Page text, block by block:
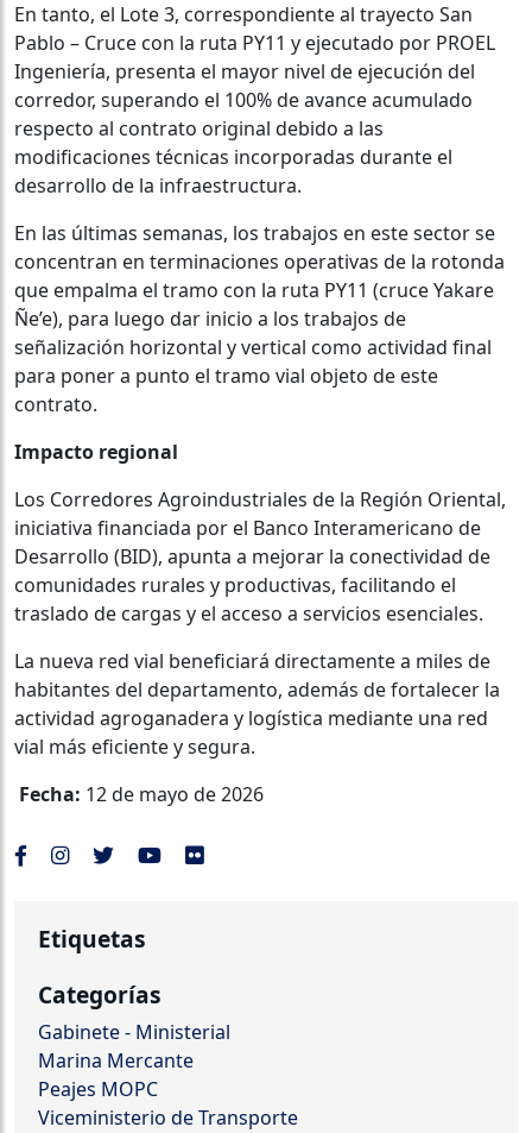
En tanto, el Lote 3, correspondiente al trayecto San
Pablo – Cruce con la ruta PY11 y ejecutado por PROEL
Ingeniería, presenta el mayor nivel de ejecución del
corredor, superando el 100% de avance acumulado
respecto al contrato original debido a las
modificaciones técnicas incorporadas durante el
desarrollo de la infraestructura.
En las últimas semanas, los trabajos en este sector se
concentran en terminaciones operativas de la rotonda
que empalma el tramo con la ruta PY11 (cruce Yakare
Ñe’e), para luego dar inicio a los trabajos de
señalización horizontal y vertical como actividad final
para poner a punto el tramo vial objeto de este
contrato.
Impacto regional
Los Corredores Agroindustriales de la Región Oriental,
iniciativa financiada por el Banco Interamericano de
Desarrollo (BID), apunta a mejorar la conectividad de
comunidades rurales y productivas, facilitando el
traslado de cargas y el acceso a servicios esenciales.
La nueva red vial beneficiará directamente a miles de
habitantes del departamento, además de fortalecer la
actividad agroganadera y logística mediante una red
vial más eficiente y segura.
Fecha: 12 de mayo de 2026
Etiquetas
Categorías
Gabinete - Ministerial
Marina Mercante
Peajes MOPC
Viceministerio de Transporte